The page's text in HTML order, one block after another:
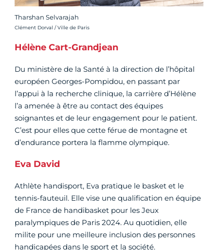
Tharshan Selvarajah
Crédit photo :
Clément Dorval / Ville de Paris
Hélène Cart-Grandjean
Du ministère de la Santé à la direction de l’hôpital
européen Georges-Pompidou, en passant par
l’appui à la recherche clinique, la carrière d’Hélène
l’a amenée à être au contact des équipes
soignantes et de leur engagement pour le patient.
C’est pour elles que cette férue de montagne et
d’endurance portera la flamme olympique.
Eva David
Athlète handisport, Eva pratique le basket et le
tennis-fauteuil. Elle vise une qualification en équipe
de France de handibasket pour les Jeux
paralympiques de Paris 2024. Au quotidien, elle
milite pour une meilleure inclusion des personnes
handicapées dans le sport et la société.